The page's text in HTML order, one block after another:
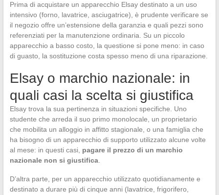
Prima di acquistare un apparecchio Elsay destinato a un uso
intensivo (forno, lavatrice, asciugatrice), è prudente verificare se
il negozio offre un’estensione della garanzia e quali pezzi sono
referenziati per la manutenzione ordinaria. Su un piccolo
apparecchio a basso costo, la questione si pone meno: in caso
di guasto, la sostituzione costa spesso meno di una riparazione.
Elsay o marchio nazionale: in
quali casi la scelta si giustifica
Elsay trova la sua pertinenza in situazioni specifiche. Uno
studente che arreda il suo primo monolocale, un proprietario
che mobilita un alloggio in affitto stagionale, o una famiglia che
ha bisogno di un apparecchio di supporto utilizzato alcune volte
al mese: in questi casi, pagare il prezzo di un marchio
nazionale non si giustifica.
D’altra parte, per un apparecchio utilizzato quotidianamente e
destinato a durare più di cinque anni (lavatrice, frigorifero,